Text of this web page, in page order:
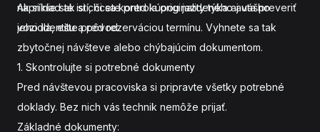
napríklad ak si chcete pred kúpou jazdeného auta preveriť
jeho identitu a pôvod.
Ak si nie ste istí, či sa kontrola originality týka aj vášho
vozidla,ešte pred rezerváciou termínu. Vyhnete sa tak
zbytočnej návšteve alebo chýbajúcim dokumentom.
1. Skontrolujte si potrebné dokumenty
Pred návštevou pracoviska si pripravte všetky potrebné
doklady. Bez nich vás technik nemôže prijať.
Základné dokumenty: